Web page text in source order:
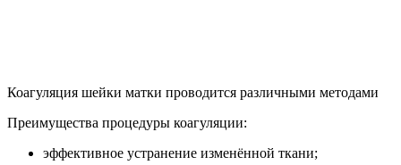
Коагуляция шейки матки проводится различными методами
Преимущества процедуры коагуляции:
эффективное устранение изменённой ткани;